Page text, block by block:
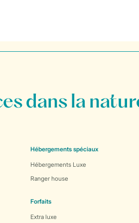
dans la
Hébergements spéciaux
Hébergements Luxe
Ranger house
Forfaits
Extra luxe